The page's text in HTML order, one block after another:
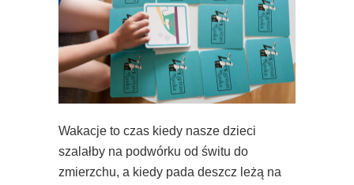
Wakacje to czas kiedy nasze dzieci
szalałby na podwórku od świtu do
zmierzchu, a kiedy pada deszcz leżą na